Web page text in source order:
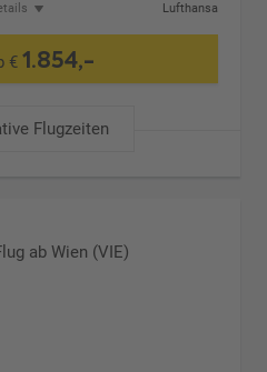
Lufthansa
€1.854,-
Flugzeiten
ab Wien (VIE)